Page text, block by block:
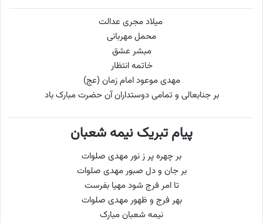
میلاد مجری عدالت
محمل مهربانی
مبشر عشق
خاتمه انتظار
مهدی موعود امام زمان (عج)
بر جنابعالی و تمامی دوستداران آن حضرت مبارک باد
پیام تبریک نیمه شعبان
بر چهره پر ز نور مهدی صلوات
بر جان و دل صبور مهدی صلوات
تا امر فرج شود مهیا بفرست
بهر فرج و ظهور مهدی صلوات
نیمه شعبان مبارک